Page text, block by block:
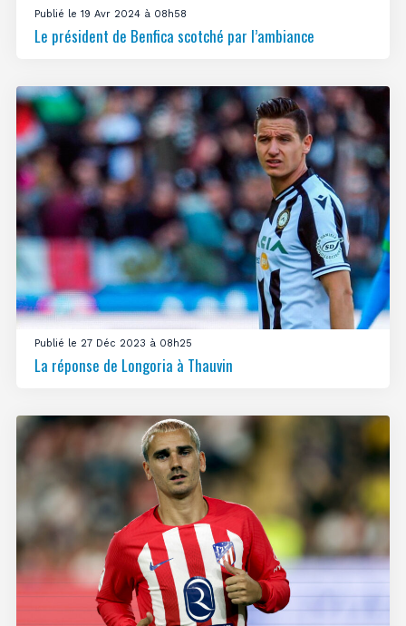
Publié le 19 Avr 2024 à 08h58
Le président de Benfica scotché par l’ambiance
Publié le 27 Déc 2023 à 08h25
La réponse de Longoria à Thauvin